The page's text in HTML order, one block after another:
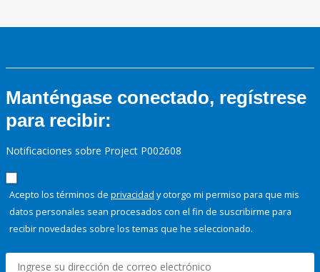
Manténgase conectado, regístrese
para recibir:
Notificaciones sobre Project P002608
Acepto los términos de privacidad y otorgo mi permiso para que mis
datos personales sean procesados con el fin de suscribirme para
recibir novedades sobre los temas que he seleccionado.